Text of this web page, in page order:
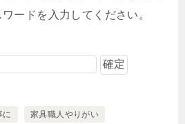
ードを入力してください。
に 家具職人やりがい